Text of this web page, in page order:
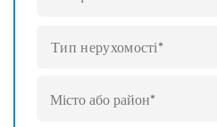
Тип нерухомості*